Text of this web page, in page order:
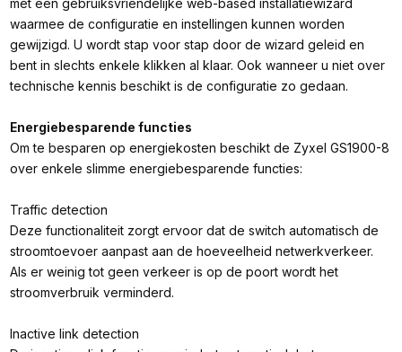
met een gebruiksvriendelijke web-based installatiewizard
waarmee de configuratie en instellingen kunnen worden
gewijzigd. U wordt stap voor stap door de wizard geleid en
bent in slechts enkele klikken al klaar. Ook wanneer u niet over
technische kennis beschikt is de configuratie zo gedaan.
Energiebesparende functies
Om te besparen op energiekosten beschikt de Zyxel GS1900-8
over enkele slimme energiebesparende functies:
Traffic detection
Deze functionaliteit zorgt ervoor dat de switch automatisch de
stroomtoevoer aanpast aan de hoeveelheid netwerkverkeer.
Als er weinig tot geen verkeer is op de poort wordt het
stroomverbruik verminderd.
Inactive link detection